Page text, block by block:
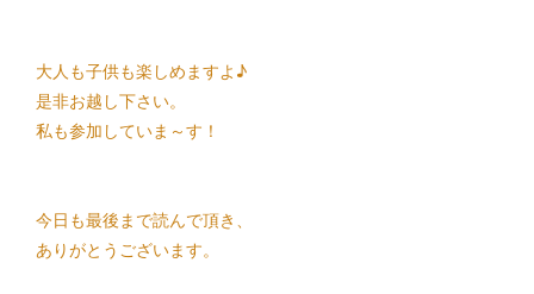
大人も子供も楽しめますよ♪
是非お越し下さい。
私も参加していま～す！
今日も最後まで読んで頂き、
ありがとうございます。